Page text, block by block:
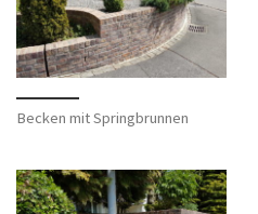
Becken mit Springbrunnen